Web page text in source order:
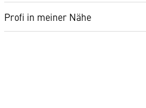
Profi in meiner Nähe